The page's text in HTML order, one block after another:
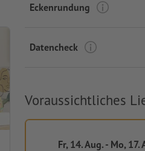
Eckenrundung
Datencheck
Voraussichtliches
Fr, 14. Aug. - Mo, 17.